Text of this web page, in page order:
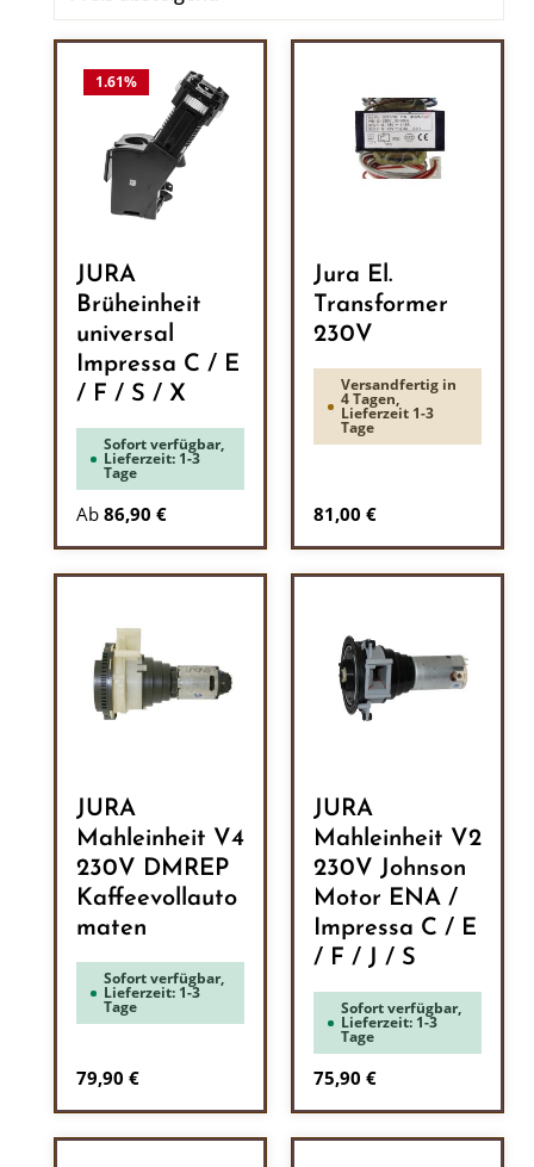
1.61%
JURA
Brüheinheit
universal
Impressa C / E
/ F / S / X
Sofort verfügbar,
Lieferzeit: 1-3
Tage
Ab 86,90 €
Jura El.
Transformer
230V
Versandfertig in
4 Tagen,
Lieferzeit 1-3
Tage
Regulärer Preis:
81,00 €
JURA
Mahleinheit V4
230V DMREP
Kaffeevollauto
maten
Sofort verfügbar,
Lieferzeit: 1-3
Tage
Regulärer Preis:
79,90 €
JURA
Mahleinheit V2
230V Johnson
Motor ENA /
Impressa C / E
/ F / J / S
Sofort verfügbar,
Lieferzeit: 1-3
Tage
Regulärer Preis:
75,90 €